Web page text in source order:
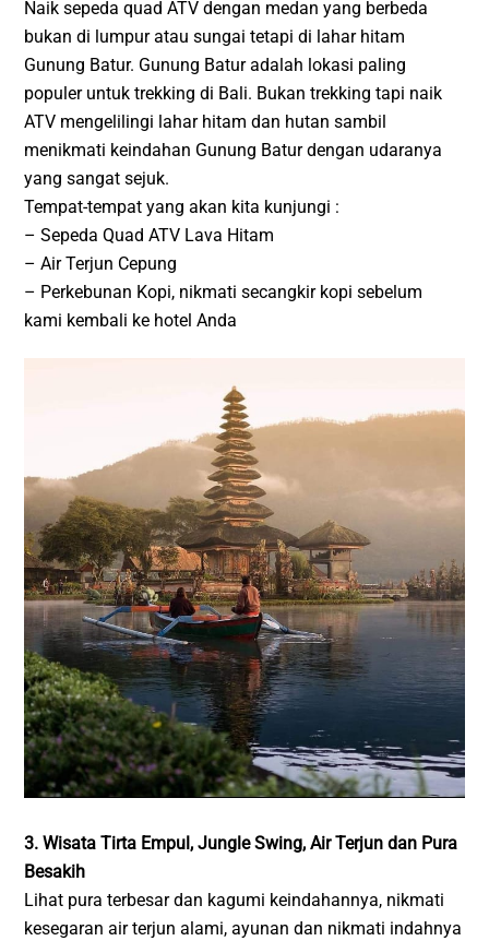
Naik sepeda quad ATV dengan medan yang berbeda
bukan di lumpur atau sungai tetapi di lahar hitam
Gunung Batur. Gunung Batur adalah lokasi paling
populer untuk trekking di Bali. Bukan trekking tapi naik
ATV mengelilingi lahar hitam dan hutan sambil
menikmati keindahan Gunung Batur dengan udaranya
yang sangat sejuk.
Tempat-tempat yang akan kita kunjungi :
– Sepeda Quad ATV Lava Hitam
– Air Terjun Cepung
– Perkebunan Kopi, nikmati secangkir kopi sebelum
kami kembali ke hotel Anda
3. Wisata Tirta Empul, Jungle Swing, Air Terjun dan Pura
Besakih
Lihat pura terbesar dan kagumi keindahannya, nikmati
kesegaran air terjun alami, ayunan dan nikmati indahnya